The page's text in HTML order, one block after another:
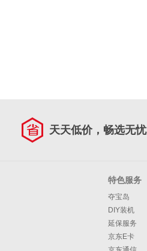
天天低价，畅选无忧
特色服务
夺宝岛
DIY装机
延保服务
京东E卡